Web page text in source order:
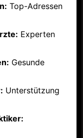
Top-Adressen
Experten
Gesunde
Unterstützung